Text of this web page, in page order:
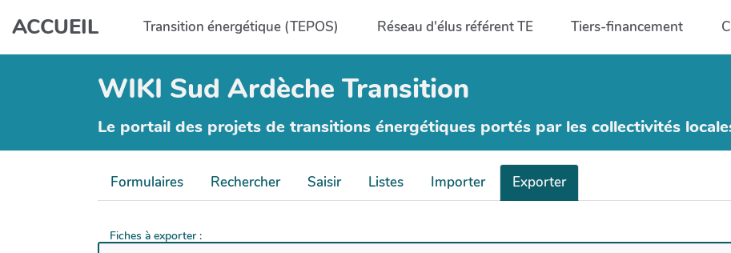
Aller au contenu principal
ACCUEIL Transition énergétique (TEPOS) Réseau d'élus référent TE Tiers-financement
WIKI Sud Ardèche Transition
Le portail des projets de transitions énergétiques portés par les collectivités
Formulaires Rechercher Saisir Listes Importer Exporter
Fiches à exporter :